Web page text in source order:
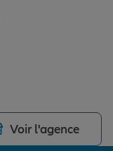
Voir l'agence